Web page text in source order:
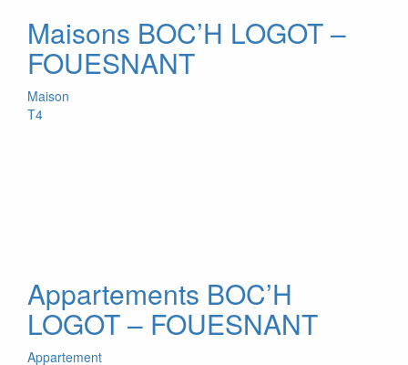
Maisons BOC’H LOGOT –
FOUESNANT
Maison
T4
Appartements BOC’H
LOGOT – FOUESNANT
Appartement